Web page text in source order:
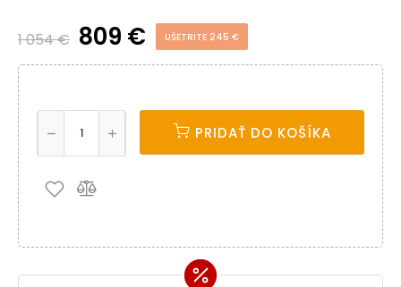
1 054 € 809 € UŠETRITE 245 €
PRIDAŤ DO KOŠÍKA